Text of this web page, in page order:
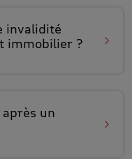
invalidité
immobilier ?
après un